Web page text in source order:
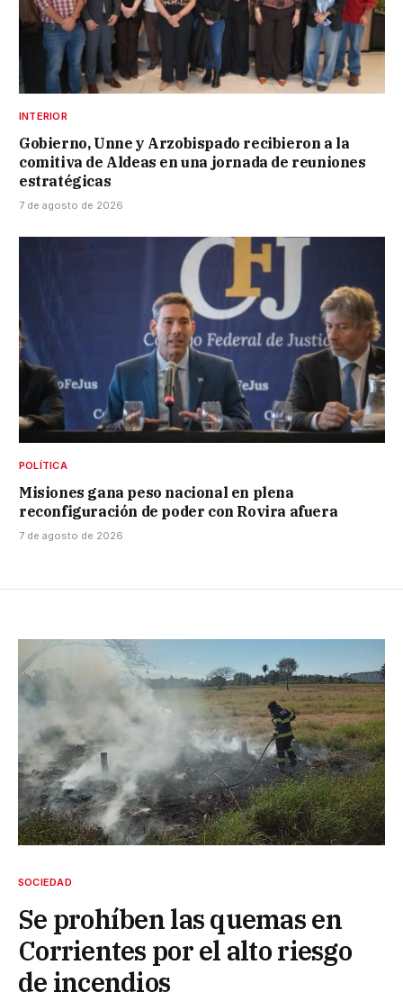
INTERIOR
Gobierno, Unne y Arzobispado recibieron a la
comitiva de Aldeas en una jornada de reuniones
estratégicas
7 de agosto de 2026
POLÍTICA
Misiones gana peso nacional en plena
reconfiguración de poder con Rovira afuera
7 de agosto de 2026
SOCIEDAD
Se prohíben las quemas en
Corrientes por el alto riesgo
de incendios